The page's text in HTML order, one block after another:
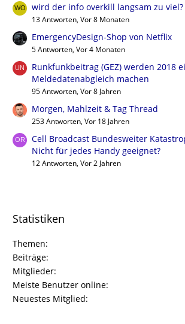
wird der info overkill langsam zu viel?
13 Antworten, Vor 8 Monaten
EmergencyDesign-Shop von Netflix
5 Antworten, Vor 4 Monaten
Runkfunkbeitrag (GEZ) werden 2018
Meldedatenabgleich machen
95 Antworten, Vor 8 Jahren
Morgen, Mahlzeit & Tag Thread
253 Antworten, Vor 18 Jahren
Cell Broadcast Bundesweiter
Nicht für jedes Handy geeignet?
12 Antworten, Vor 2 Jahren
Statistiken
Themen
Beiträge
Mitglieder
Meiste Benutzer online
Neuestes Mitglied